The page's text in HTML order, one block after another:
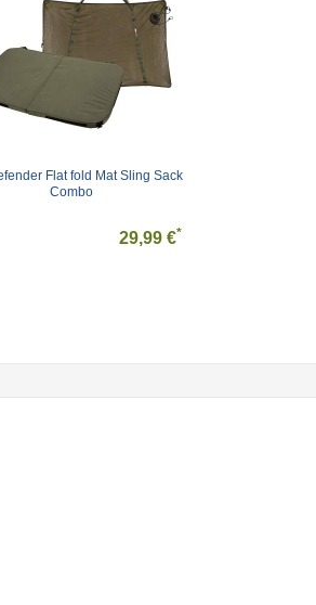
Flat fold Mat Sling Sack
Combo
29,99 €*